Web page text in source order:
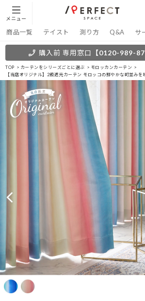
メニュー
商品一覧 テイスト 測り方 Q&A サ
購入前 専用窓口 【0120-989-
TOP カーテンをシリーズごとに選ぶ
モロッカンカーテン
【当店オリジナル】2級遮光カーテン モロッコの鮮やかな町並み